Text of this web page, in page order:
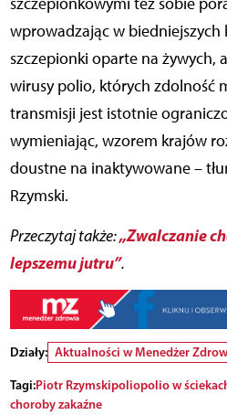
wprowadzając w
szczepionki oparte na żywych,
wirusy polio, których zdolność
transmisji jest istotnie
wymieniając, wzorem krajów
doustne na inaktywowane –
Rzymski.
Przeczytaj także:„Zwalczanie
lepszemu jutru”.
Działy: Aktualności w Menedżer
Tagi:Piotr Rzymskipoliopolio w
choroby zakaźne